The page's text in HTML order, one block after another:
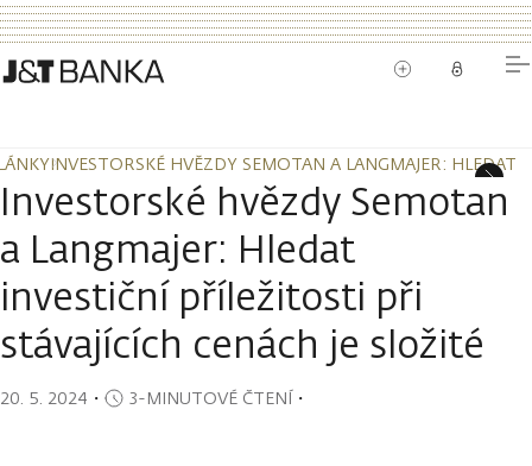
INVESTORSKÉ HVĚZDY SEMOTAN A LANGMAJER: HLEDAT
INVESTORSKÉ HVĚZDY SEMOTAN A LANGMAJER: HLEDAT
Investorské hvězdy Semotan
a Langmajer: Hledat
investiční příležitosti při
stávajících cenách je složité
20. 5. 2024 ・ 3-MINUTOVÉ ČTENÍ・